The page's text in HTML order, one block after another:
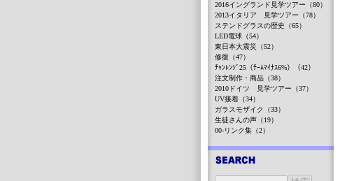
2016イングランド見学ツアー（80）
2013イタリア 見学ツアー（78）
ステンドグラスの歴史（65）
LED電球（54）
東日本大震災（52）
修復（47）
ﾁｬﾝﾚﾝｼﾞ25（ﾁｰﾑﾏｲﾅｽ6%）（42）
注文制作・商品（38）
2010ドイツ 見学ツアー（37）
UV接着（34）
ガラスモザイク（33）
生徒さんの声（19）
00-リンク集（2）